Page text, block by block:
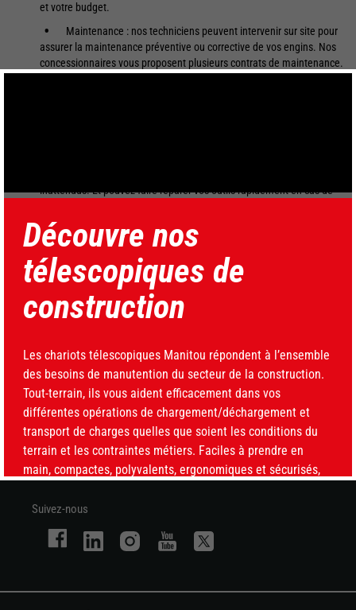
et votre budget.
Maintenance : nos techniciens peuvent intervenir sur site pour
assurer la maintenance préventive ou corrective de vos engins. Nos
concessionnaires vous proposent plusieurs contrats de maintenance.
inattendus. Et pouvez faire réparer vos outils rapidement en cas de
Solution de financement : nos concessionnaires sont vos
interlocuteurs privilégiés pour mettre en place des solutions de
financement adaptés à votre budget et à votre usage. Vous n’avez
plus besoin de passer par la banque : nos professionnels se chargent
CHOISISSEZ VOTRE LANGUE
Suivez-nous
Découvre nos
télescopiques de
construction
Les chariots télescopiques Manitou répondent à l’ensemble
des besoins de manutention du secteur de la construction.
Tout-terrain, ils vous aident efficacement dans vos
différentes opérations de chargement/déchargement et
transport de charges quelles que soient les conditions du
terrain et les contraintes métiers. Faciles à prendre en
main, compactes, polyvalents, ergonomiques et sécurisés,
facilitent au quotidien votre travail.
NOS TÉLESCOPIQUES DE CONSTRUCTION